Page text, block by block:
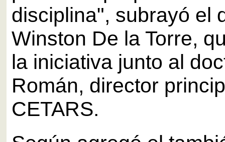
disciplina", subrayó el
Winston De la Torre,
la iniciativa junto al
Román, director
CETARS.